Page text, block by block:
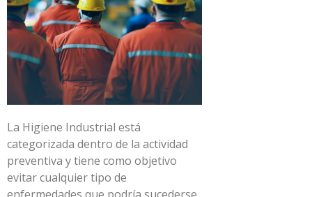
La Higiene Industrial está
categorizada dentro de la actividad
preventiva y tiene como objetivo
evitar cualquier tipo de